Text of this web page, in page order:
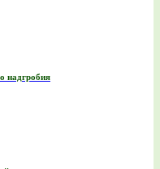
надгробия